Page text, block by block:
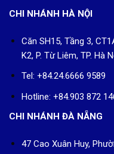
CHI NHÁNH HÀ NỘI
Căn SH15, Tầng 3,
K2, P. Từ Liêm, TP. Hà
Tel: +84.24.6666 9589
Hotline: +84.903 872
CHI NHÁNH ĐÀ NẴNG
47 Cao Xuân Huy,